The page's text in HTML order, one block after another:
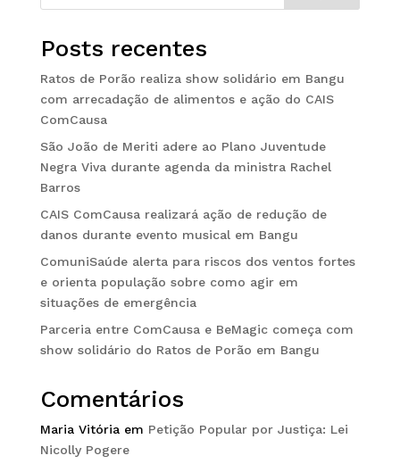
Posts recentes
Ratos de Porão realiza show solidário em Bangu
com arrecadação de alimentos e ação do CAIS
ComCausa
São João de Meriti adere ao Plano Juventude
Negra Viva durante agenda da ministra Rachel
Barros
CAIS ComCausa realizará ação de redução de
danos durante evento musical em Bangu
ComuniSaúde alerta para riscos dos ventos fortes
e orienta população sobre como agir em
situações de emergência
Parceria entre ComCausa e BeMagic começa com
show solidário do Ratos de Porão em Bangu
Comentários
Maria Vitóriaem Petição Popular por Justiça: Lei
Nicolly Pogere